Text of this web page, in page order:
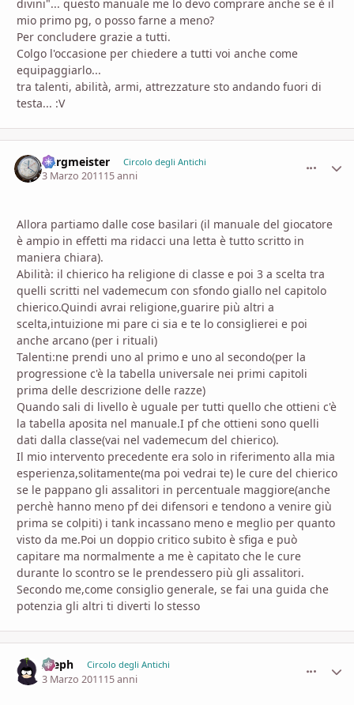
divini"... questo manuale me lo devo comprare anche se è il
mio primo pg, o posso farne a meno?
Per concludere grazie a tutti.
Colgo l'occasione per chiedere a tutti voi anche come
equipaggiarlo...
tra talenti, abilità, armi, attrezzature sto andando fuori di
testa... :V
burgmeister Circolo degli Antichi
3 Marzo 201115 anni
Allora partiamo dalle cose basilari (il manuale del giocatore
è ampio in effetti ma ridacci una letta è tutto scritto in
maniera chiara).
Abilità: il chierico ha religione di classe e poi 3 a scelta tra
quelli scritti nel vademecum con sfondo giallo nel capitolo
chierico.Quindi avrai religione,guarire più altri a
scelta,intuizione mi pare ci sia e te lo consiglierei e poi
anche arcano (per i rituali)
Talenti:ne prendi uno al primo e uno al secondo(per la
progressione c'è la tabella universale nei primi capitoli
prima delle descrizione delle razze)
Quando sali di livello è uguale per tutti quello che ottieni c'è
la tabella aposita nel manuale.I pf che ottieni sono quelli
dati dalla classe(vai nel vademecum del chierico).
Il mio intervento precedente era solo in riferimento alla mia
esperienza,solitamente(ma poi vedrai te) le cure del chierico
se le pappano gli assalitori in percentuale maggiore(anche
perchè hanno meno pf dei difensori e tendono a venire giù
prima se colpiti) i tank incassano meno e meglio per quanto
visto da me.Poi un doppio critico subito è sfiga e può
capitare ma normalmente a me è capitato che le cure
durante lo scontro se le prendessero più gli assalitori.
Secondo me,come consiglio generale, se fai una guida che
potenzia gli altri ti diverti lo stesso
Aleph Circolo degli Antichi
3 Marzo 201115 anni